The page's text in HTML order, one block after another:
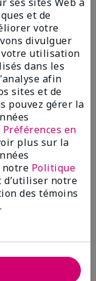
Ajouter au sac
le repli de l’œil
et de
votre
divulguer
votre utilisation
dans les
afin
sites et de
pouvez gérer la
Préférences en
plus sur la
notre Politique
d’utiliser notre
des témoins